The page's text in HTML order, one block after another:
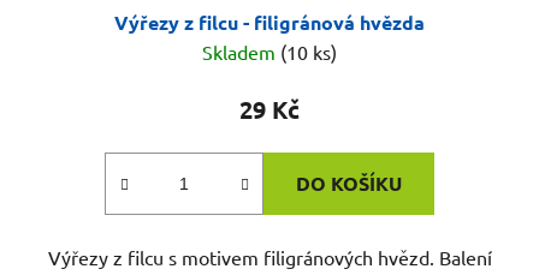
Výřezy z filcu - filigránová hvězda
Skladem (10 ks)
29 Kč
DO KOŠÍKU
Výřezy z filcu s motivem filigránových hvězd. Balení